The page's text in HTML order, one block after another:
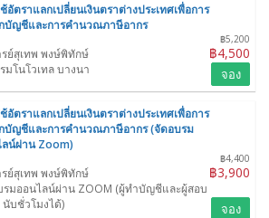
อัตราแลกเปลี่ยนเงินตราต่างประเทศเพื่อการ
บัญชีและการคำนวณภาษีอากร
฿5,200
฿4,500
รย์สุเทพ พงษ์พิทักษ์
มโนโวเทล บางนา
จอง
อัตราแลกเปลี่ยนเงินตราต่างประเทศเพื่อการ
บัญชีและการคำนวณภาษีอากร (จัดอบรม
ลน์ผ่าน Zoom)
฿4,400
฿3,900
รย์สุเทพ พงษ์พิทักษ์
รมออนไลน์ผ่าน ZOOM (ผู้ทำบัญชีและผู้สอบ
บชั่วโมงได้)
จอง